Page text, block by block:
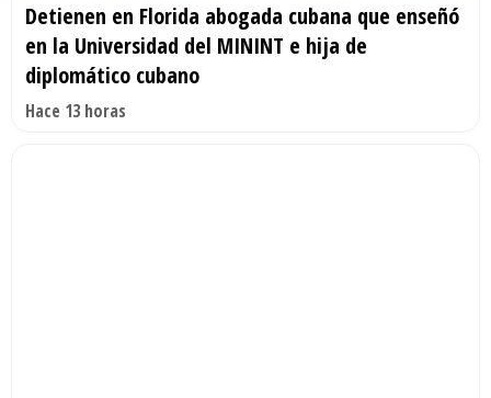
Detienen en Florida abogada cubana que enseñó
en la Universidad del MININT e hija de
diplomático cubano
Hace 13 horas